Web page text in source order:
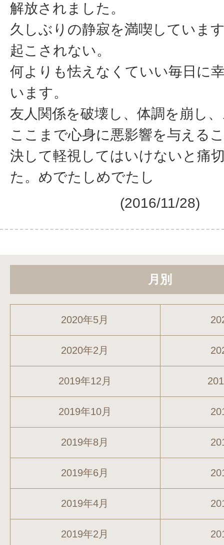
解放されました。
久しぶりの静寂を満喫していま
起こされない。
何よりも怯えなくていい毎日に
います。
友人関係を破壊し、体調を崩し
ここまで心身に悪影響を与える
決して軽視してはいけないと痛
た。めでたしめでたし
(2016/11/28)
月別
2020年5月
2020年2月
2019年12月
2019年10月
2019年8月
2019年6月
2019年4月
2019年2月